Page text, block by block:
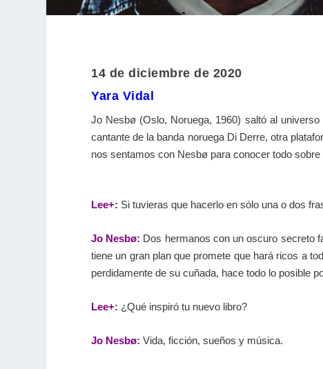
14 de diciembre de 2020
Yara Vidal
Jo Nesbø (Oslo, Noruega, 1960) saltó al
cantante de la banda noruega Di Derre, otra
nos sentamos con Nesbø para conocer todo
Lee+: Si tuvieras que hacerlo en sólo una o dos
Jo Nesbø: Dos hermanos con un oscuro secreto
tiene un gran plan que promete que hará ricos a
perdidamente de su cuñada, hace todo lo posible
Lee+: ¿Qué inspiró tu nuevo libro?
Jo Nesbø: Vida, ficción, sueños y música.